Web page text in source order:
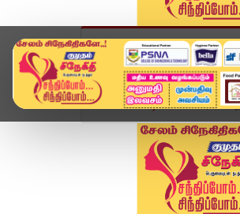
முகப்பு விளையாட்டு
Home வீடியோ ஸ்டோரி